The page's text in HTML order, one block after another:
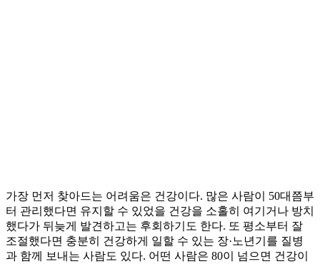
가장 먼저 찾아드는 어려움은 건강이다. 많은 사람이 50대쯤부
터 관리했다면 유지할 수 있었을 건강을 소홀히 여기거나 방치
했다가 뒤늦게 발견하고는 후회하기도 한다. 또 평소부터 잘
조절했다면 충분히 건강하게 일할 수 있는 장·노년기를 질병
과 함께 보내는 사람도 있다. 어떤 사람은 80이 넘으면 건강이